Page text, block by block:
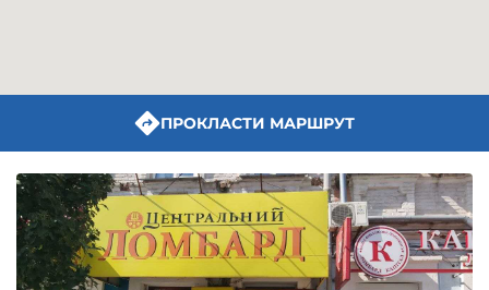
ПРОКЛАСТИ МАРШРУТ